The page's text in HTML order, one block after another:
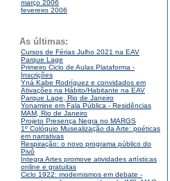
março 2006
fevereiro 2006
As últimas:
Cursos de Férias Julho 2021 na EAV
Parque Lage
Primeiro Ciclo de Aulas Plataforma -
Inscrições
Yná Kabe Rodríguez e convidados em
Ativações na Hábito/Habitante na EAV
Parque Lage, Rio de Janeiro
Yonamine em Fala Pública - Residências
MAM, Rio de Janeiro
Projeto Presença Negra no MARGS
1º Colóquio Musealização da Arte: poéticas
em narrativas
Respiração: o novo programa público do
Pivô
Integra Artes promove atividades artísticas
online e gratuitas
Ciclo 1922: modernismos em debate -